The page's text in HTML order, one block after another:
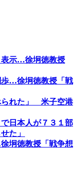
表示…徐坰徳教授
歩…徐坰徳教授「戦
られた」 米子空港
日本人が７３１部
た」
坰徳教授「戦争想